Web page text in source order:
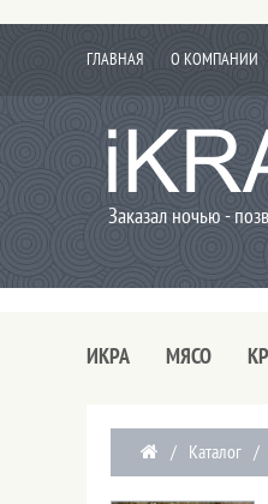
ГЛАВНАЯ О КОМПАНИИ
Заказал ночью -
ИКРА МЯСО
/ Каталог /